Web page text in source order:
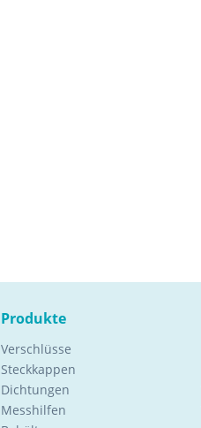
Produkte
Verschlüsse
Steckkappen
Dichtungen
Messhilfen